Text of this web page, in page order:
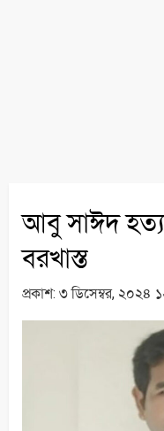
আবু সাঈদ
বরখাস্ত
প্রকাশ: ৩ ডিসেম্বর, ২০২৪